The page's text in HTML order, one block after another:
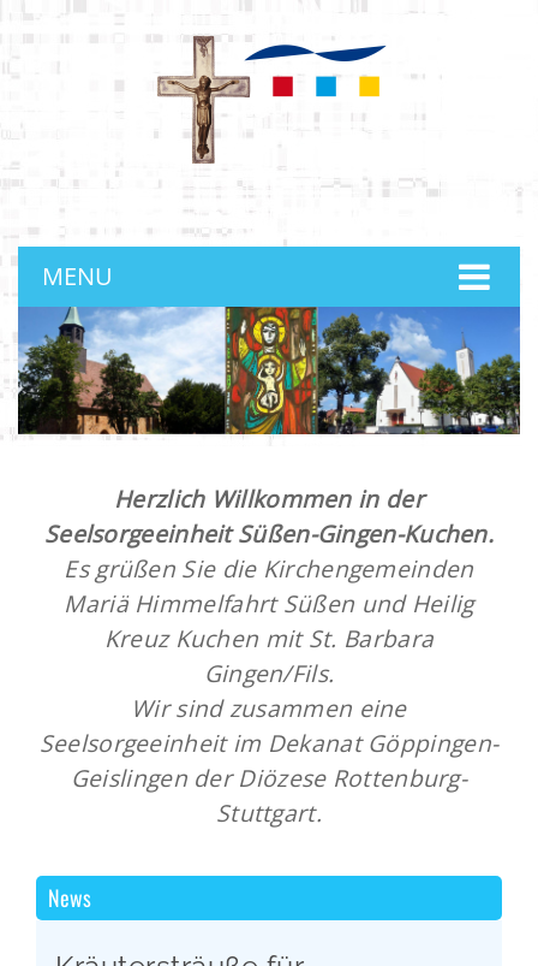
anmelden
MENU
Herzlich Willkommen in der
Seelsorgeeinheit Süßen-Gingen-Kuchen.
Es grüßen Sie die Kirchengemeinden
Mariä Himmelfahrt Süßen und Heilig
Kreuz Kuchen mit St. Barbara
Gingen/Fils.
Wir sind zusammen eine
Seelsorgeeinheit im Dekanat Göppingen-
Geislingen der Diözese Rottenburg-
Stuttgart.
News